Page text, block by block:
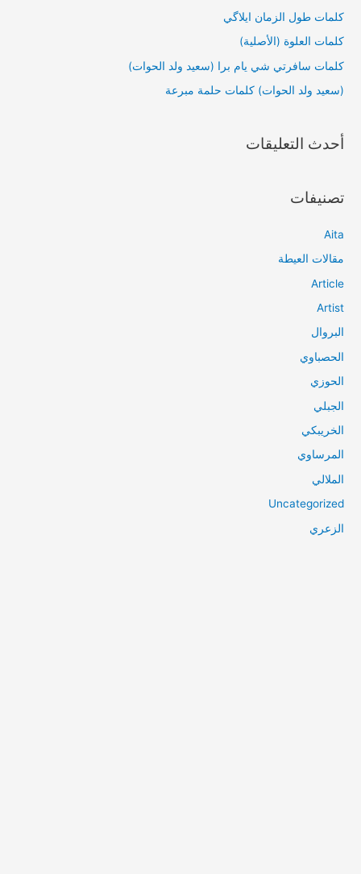
كلمات طول الزمان ايلاگي
كلمات العلوة (الأصلية)
كلمات سافرتي شي يام برا (سعيد ولد الحوات)
(سعيد ولد الحوات) كلمات حلمة مبرعة
أحدث التعليقات
تصنيفات
Aita
مقالات العيطة
Article
Artist
البروال
الحصباوي
الحوزي
الجبلي
الخريبكي
المرساوي
الملالي
Uncategorized
الزعري